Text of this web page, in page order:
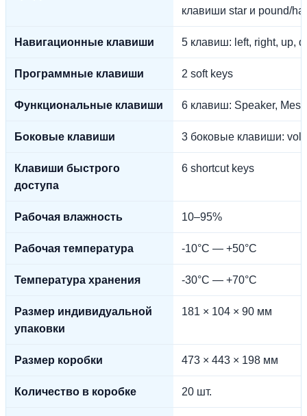
клавиши star и pound/
Навигационные клавиши 5 клавиш: left, right, up,
Программные клавиши 2 soft keys
Функциональные клавиши 6 клавиш: Speaker,
Боковые клавиши 3 боковые клавиши:
Клавиши быстрого
доступа
6 shortcut keys
Рабочая влажность 10–95%
Рабочая температура -10°C — +50°C
Температура хранения -30°C — +70°C
Размер индивидуальной
упаковки
181 × 104 × 90 мм
Размер коробки 473 × 443 × 198 мм
Количество в коробке 20 шт.